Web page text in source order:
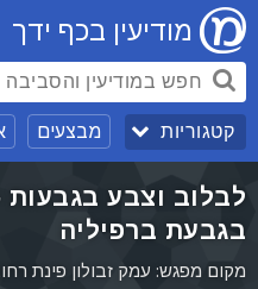
מודיעין בכף ידך
קטגוריות מבצעים
לבלוב וצבע בגבעות
בגבעת ברפיליה
מקום מפגש: עמק זבולון פינת